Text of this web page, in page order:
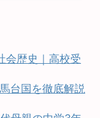
会歴史｜高校受
台国を徹底解説